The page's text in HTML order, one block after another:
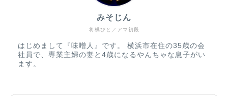
将棋びと／アマ初段
みそじん
はじめまして『味噌人』です。 横浜市在住の35歳の会
社員で、専業主婦の妻と4歳になるやんちゃな息子がい
ます。